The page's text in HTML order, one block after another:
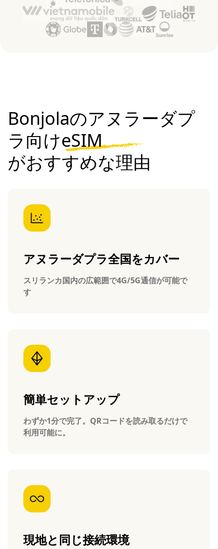
Bonjolaのアヌラーダプ
ラ向けeSIM
がおすすめな理由
アヌラーダプラ全国をカバー
スリランカ国内の広範囲で4G/5G通信が可能で
す
簡単セットアップ
わずか1分で完了。QRコードを読み取るだけで
利用可能に。
現地と同じ接続環境